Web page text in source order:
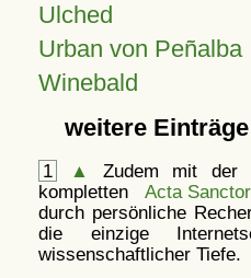
Ulched
Urban von Peñalba
Winebald
weitere
1 ▲
Zudem mit der
kompletten Acta
durch persönliche
die einzige
wissenschaftlicher Tiefe.